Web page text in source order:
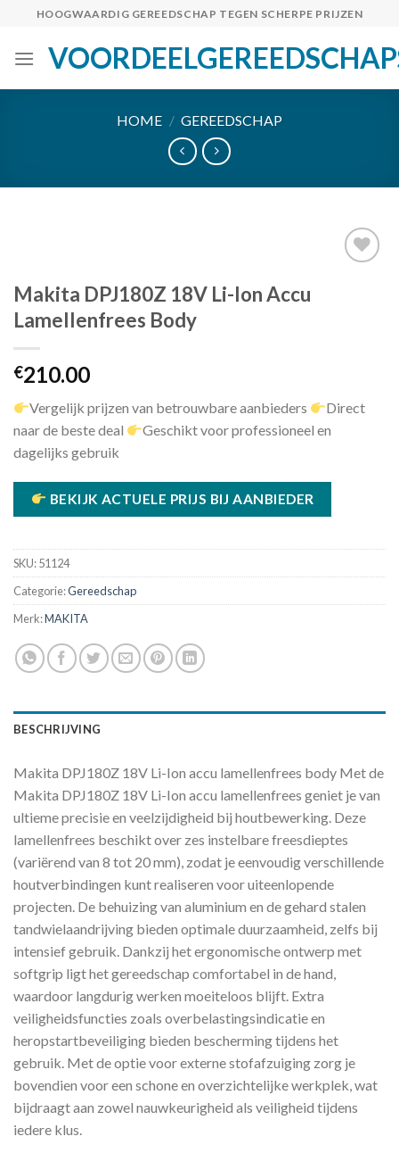
content
HOOGWAARDIG GEREEDSCHAP TEGEN SCHERPE PRIJZEN
HOME / GEREEDSCHAP
Makita DPJ180Z 18V Li-Ion Accu
Lamellenfrees Body
€210.00
Vergelijk prijzen van betrouwbare aanbieders
Direct
naar de beste deal
Geschikt voor professioneel en
dagelijks gebruik
BEKIJK ACTUELE PRIJS BIJ AANBIEDER
SKU:51124
Categorie:Gereedschap
Merk:MAKITA
BESCHRIJVING
Makita DPJ180Z 18V Li-Ion accu lamellenfrees body Met de
Makita DPJ180Z 18V Li-Ion accu lamellenfrees geniet je van
ultieme precisie en veelzijdigheid bij houtbewerking. Deze
lamellenfrees beschikt over zes instelbare freesdieptes
(variërend van 8 tot 20 mm), zodat je eenvoudig verschillende
houtverbindingen kunt realiseren voor uiteenlopende
projecten. De behuizing van aluminium en de gehard stalen
tandwielaandrijving bieden optimale duurzaamheid, zelfs bij
intensief gebruik. Dankzij het ergonomische ontwerp met
softgrip ligt het gereedschap comfortabel in de hand,
waardoor langdurig werken moeiteloos blijft. Extra
veiligheidsfuncties zoals overbelastingsindicatie en
heropstartbeveiliging bieden bescherming tijdens het
gebruik. Met de optie voor externe stofafzuiging zorg je
bovendien voor een schone en overzichtelijke werkplek, wat
bijdraagt aan zowel nauwkeurigheid als veiligheid tijdens
iedere klus.